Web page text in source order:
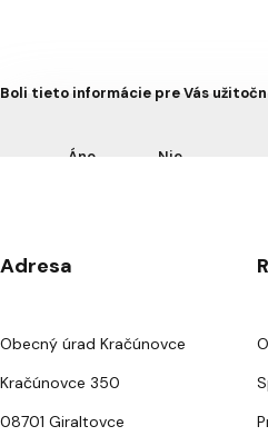
Boli tieto informácie pre Vás
Áno Nie
Adresa
Obecný úrad Kračúnovce
Kračúnovce 350
08701 Giraltovce